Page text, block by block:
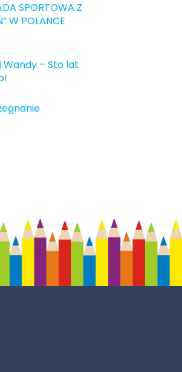
SPORTOWA Z
W POLANCE
Wandy – Sto lat